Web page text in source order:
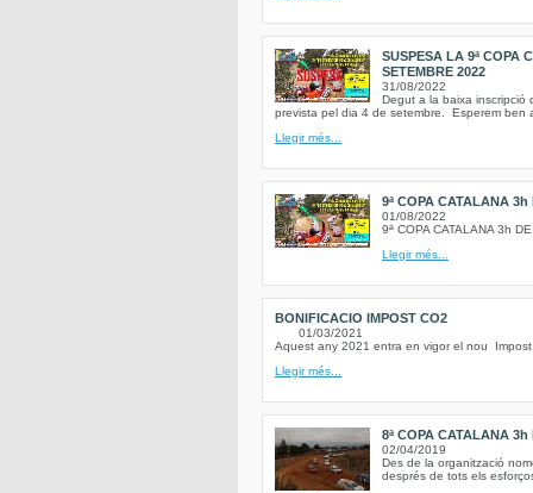
SUSPESA LA 9ª COPA
SETEMBRE 2022
31/08/2022
Degut a la baixa inscripció
prevista pel dia 4 de setembre. Esperem ben
Llegir més...
9ª COPA CATALANA
01/08/2022
9ª COPA CATALANA 3h
Llegir més...
BONIFICACIO IMPOST CO2
01/03/2021
Aquest any 2021 entra en vigor el nou
Llegir més...
8ª COPA CATALANA
02/04/2019
Des de la organització
després de tots els